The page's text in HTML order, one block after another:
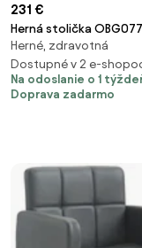
231 €
Herná stolička
Herné, zdravotná
Dostupné v 2 e-
Na odoslanie o 1
Doprava zadarmo